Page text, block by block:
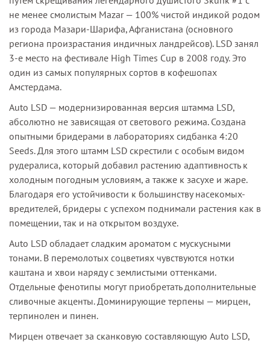
не менее смолистым Mazar — 100% чистой индикой родом
из города Мазари-Шарифа, Афганистана (основного
региона произрастания индичных ландрейсов). LSD занял
3-е место на фестивале High Times Cup в 2008 году. Это
один из самых популярных сортов в кофешопах
Амстердама.
Auto LSD — модернизированная версия штамма LSD,
абсолютно не зависящая от светового режима. Создана
опытными бридерами в лабораториях сидбанка 4:20
Seeds. Для этого штамм LSD скрестили с особым видом
рудералиса, который добавил растению адаптивность к
холодным погодным условиям, а также к засухе и жаре.
Благодаря его устойчивости к большинству насекомых-
вредителей, бридеры с успехом поднимали растения как в
помещении, так и на открытом воздухе.
Auto LSD обладает сладким ароматом с мускусными
тонами. В перемолотых соцветиях чувствуются нотки
каштана и хвои наряду с землистыми оттенками.
Отдельные фенотипы могут приобретать дополнительные
сливочные акценты. Доминирующие терпены — мирцен,
терпинолен и пинен.
Мирцен отвечает за сканковую составляющую Auto LSD,